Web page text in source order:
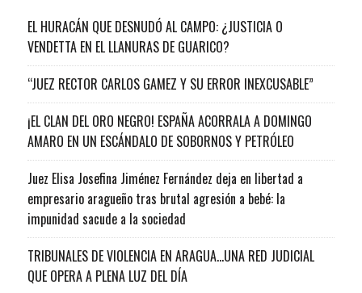
EL HURACÁN QUE DESNUDÓ AL CAMPO: ¿JUSTICIA O
VENDETTA EN EL LLANURAS DE GUARICO?
“JUEZ RECTOR CARLOS GAMEZ Y SU ERROR INEXCUSABLE”
¡EL CLAN DEL ORO NEGRO! ESPAÑA ACORRALA A DOMINGO
AMARO EN UN ESCÁNDALO DE SOBORNOS Y PETRÓLEO
Juez Elisa Josefina Jiménez Fernández deja en libertad a
empresario aragueño tras brutal agresión a bebé: la
impunidad sacude a la sociedad
TRIBUNALES DE VIOLENCIA EN ARAGUA…UNA RED JUDICIAL
QUE OPERA A PLENA LUZ DEL DÍA